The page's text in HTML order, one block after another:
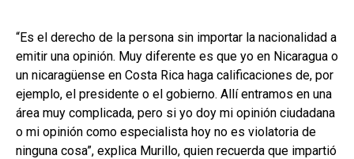
“Es el derecho de la persona sin importar la nacionalidad a
emitir una opinión. Muy diferente es que yo en Nicaragua o
un nicaragüense en Costa Rica haga calificaciones de, por
ejemplo, el presidente o el gobierno. Allí entramos en una
área muy complicada, pero si yo doy mi opinión ciudadana
o mi opinión como especialista hoy no es violatoria de
ninguna cosa”, explica Murillo, quien recuerda que impartió